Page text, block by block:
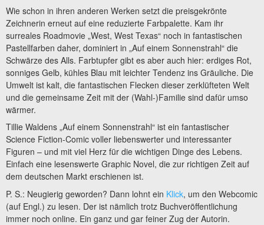
Wie schon in ihren anderen Werken setzt die preisgekrönte
Zeichnerin erneut auf eine reduzierte Farbpalette. Kam ihr
surreales Roadmovie „West, West Texas“ noch in fantastischen
Pastellfarben daher, dominiert in „Auf einem Sonnenstrahl“ die
Schwärze des Alls. Farbtupfer gibt es aber auch hier: erdiges Rot,
sonniges Gelb, kühles Blau mit leichter Tendenz ins Gräuliche. Die
Umwelt ist kalt, die fantastischen Flecken dieser zerklüfteten Welt
und die gemeinsame Zeit mit der (Wahl-)Familie sind dafür umso
wärmer.
Tillie Waldens „Auf einem Sonnenstrahl“ ist ein fantastischer
Science Fiction-Comic voller liebenswerter und interessanter
Figuren – und mit viel Herz für die wichtigen Dinge des Lebens.
Einfach eine lesenswerte Graphic Novel, die zur richtigen Zeit auf
dem deutschen Markt erschienen ist.
P. S.: Neugierig geworden? Dann lohnt ein Klick, um den Webcomic
(auf Engl.) zu lesen. Der ist nämlich trotz Buchveröffentlichung
immer noch online. Ein ganz und gar feiner Zug der Autorin.